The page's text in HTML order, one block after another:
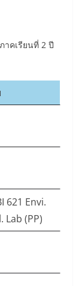
าคเรียนที่ 2 ปี
621 Envi.
Lab (PP)